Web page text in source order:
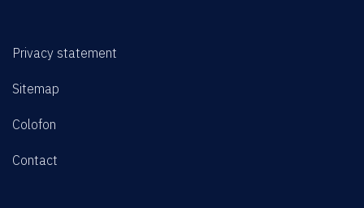
Privacy statement
Sitemap
Colofon
Contact